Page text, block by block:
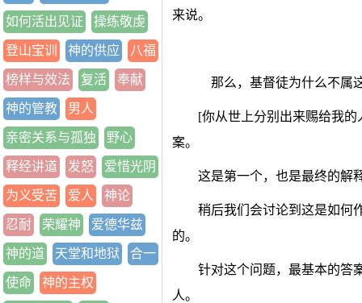
如何活出见证 操练敬虔
登山宝训 神的供应 八福
榜样与效法 复活 奉献
神的管教 男人
亲密关系与孤独 野心
释经讲道 发怒 爱惜光阴
为义受苦 爱人 神论
忍耐 荣耀神 爱德华兹
神的道 天堂和地狱 合一
使命 神的主权
来说。
那么，基督徒为什么不属
[你从世上分别出来赐给我
案。
这是第一个，也是最终的解
稍后我们会讨论到这是如何
的。
针对这个问题，最基本的答
人。